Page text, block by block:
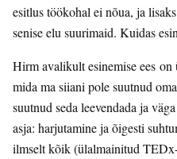
esitlus töökohal ei nõua, ja
senise elu suurimaid. Kuidas
Hirm avalikult esinemise ees on
mida ma siiani pole suutnud
suutnud seda leevendada ja
asja: harjutamine ja õigesti
ilmselt kõik (ülalmainitud